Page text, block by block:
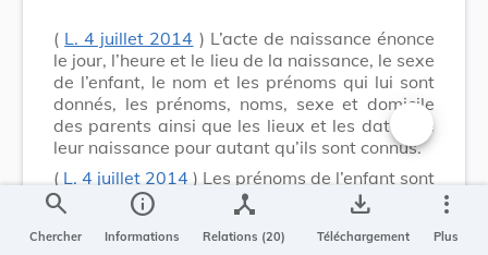
( L. 4 juillet 2014 ) L’acte de naissance énonce
le jour, l’heure et le lieu de la naissance, le sexe
de l’enfant, le nom et les prénoms qui lui sont
donnés, les prénoms, noms, sexe et domicile
des parents ainsi que les lieux et les dates de
leur naissance pour autant qu’ils sont connus.
( L. 4 juillet 2014 ) Les prénoms de l’enfant sont
choisis par ses parents. L’officier de l’état civil
ne peut recevoir dans l’acte de naissance des
prénoms pouvant nuire à l’intérêt de l’enfant
Changer la
search
Chercher
info
Informations
device_hub
Relations (20)
save_alt
Téléchargement
more_vert
Plus